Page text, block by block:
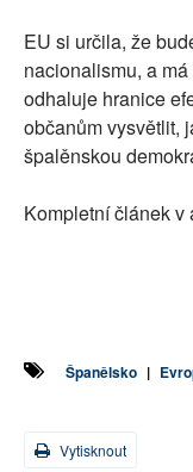
EU si určila, že
nacionalismu, a
odhaluje hranice
občanům vysvětlit,
špalěnskou
Kompletní článek v
Španělsko |
Vytisknout